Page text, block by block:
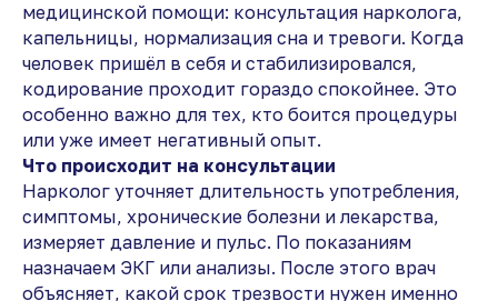
медицинской помощи: консультация нарколога,
капельницы, нормализация сна и тревоги. Когда
человек пришёл в себя и стабилизировался,
кодирование проходит гораздо спокойнее. Это
особенно важно для тех, кто боится процедуры
или уже имеет негативный опыт.
Что происходит на консультации
Нарколог уточняет длительность употребления,
симптомы, хронические болезни и лекарства,
измеряет давление и пульс. По показаниям
назначаем ЭКГ или анализы. После этого врач
объясняет, какой срок трезвости нужен именно